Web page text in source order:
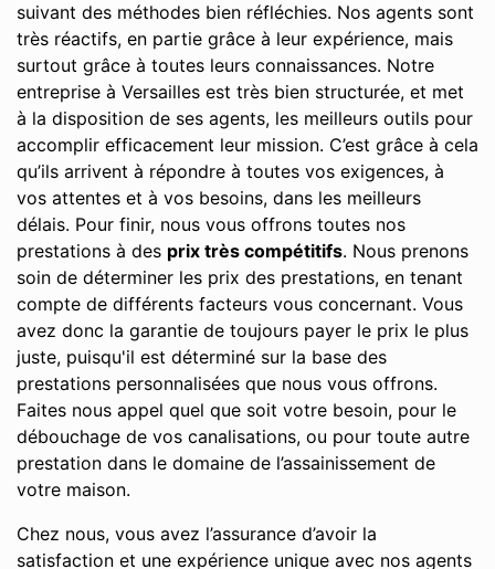
suivant des méthodes bien réfléchies. Nos agents sont
très réactifs, en partie grâce à leur expérience, mais
surtout grâce à toutes leurs connaissances. Notre
entreprise à Versailles est très bien structurée, et met
à la disposition de ses agents, les meilleurs outils pour
accomplir efficacement leur mission. C’est grâce à cela
qu’ils arrivent à répondre à toutes vos exigences, à
vos attentes et à vos besoins, dans les meilleurs
délais. Pour finir, nous vous offrons toutes nos
prestations à des prix très compétitifs. Nous prenons
soin de déterminer les prix des prestations, en tenant
compte de différents facteurs vous concernant. Vous
avez donc la garantie de toujours payer le prix le plus
juste, puisqu'il est déterminé sur la base des
prestations personnalisées que nous vous offrons.
Faites nous appel quel que soit votre besoin, pour le
débouchage de vos canalisations, ou pour toute autre
prestation dans le domaine de l’assainissement de
votre maison.
Chez nous, vous avez l’assurance d’avoir la
satisfaction et une expérience unique avec nos agents